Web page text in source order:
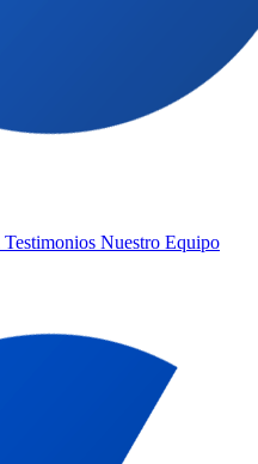
Testimonios Nuestro Equipo